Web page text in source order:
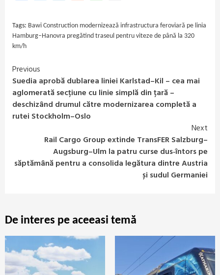
Tags: Bawi Construction modernizează infrastructura feroviară pe linia
Hamburg–Hanovra pregătind traseul pentru viteze de până la 320
km/h
Continue
Reading
Previous
Suedia aprobă dublarea liniei Karlstad–Kil – cea mai
aglomerată secțiune cu linie simplă din țară –
deschizând drumul către modernizarea completă a
rutei Stockholm–Oslo
Next
Rail Cargo Group extinde TransFER Salzburg–
Augsburg–Ulm la patru curse dus‑întors pe
săptămână pentru a consolida legătura dintre Austria
și sudul Germaniei
De interes pe aceeasi temă